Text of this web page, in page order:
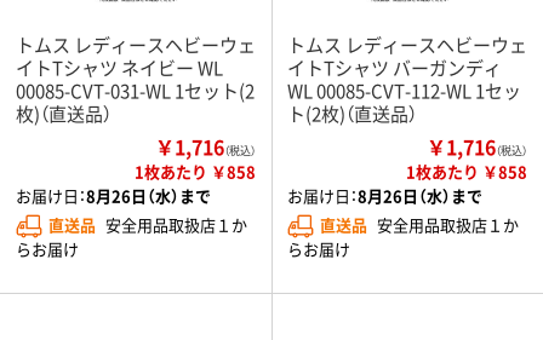
トムス レディースヘビーウェ
イトTシャツ ネイビー WL
00085-CVT-031-WL 1セット(2
枚)（直送品）
￥1,716（税込）
1枚あたり ￥858
お届け日：8月26日（水）まで
直送品 安全用品取扱店１か
らお届け
トムス レディースヘビーウェ
イトTシャツ バーガンディ
WL 00085-CVT-112-WL 1セッ
ト(2枚)（直送品）
￥1,716（税込）
1枚あたり ￥858
お届け日：8月26日（水）まで
直送品 安全用品取扱店１か
らお届け